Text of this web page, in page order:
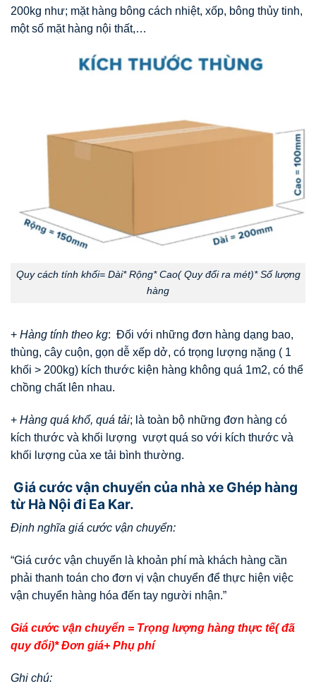
200kg như; mặt hàng bông cách nhiệt, xốp, bông thủy tinh,
một số mặt hàng nội thất,…
Quy cách tính khối= Dài* Rộng* Cao( Quy đổi ra mét)* Số lượng
hàng
+ Hàng tính theo kg: Đối với những đơn hàng dạng bao,
thùng, cây cuộn, gọn dễ xếp dở, có trọng lượng nặng ( 1
khối > 200kg) kích thước kiện hàng không quá 1m2, có thể
chồng chất lên nhau.
+ Hàng quá khổ, quá tải; là toàn bộ những đơn hàng có
kích thước và khối lượng vượt quá so với kích thước và
khối lượng của xe tải bình thường.
Giá cước vận chuyển của nhà xe Ghép hàng
từ Hà Nội đi Ea Kar.
Định nghĩa giá cước vận chuyển:
“Giá cước vận chuyển là khoản phí mà khách hàng cần
phải thanh toán cho đơn vị vận chuyển để thực hiện việc
vận chuyển hàng hóa đến tay người nhận.”
Giá cước vận chuyển = Trọng lượng hàng thực tế( đã
quy đổi)* Đơn giá+ Phụ phí
Ghi chú: